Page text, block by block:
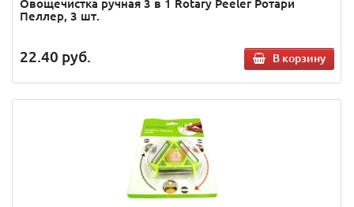
Овощечистка ручная 3 в 1 Rotary Peeler Ротари
Пеллер, 3 шт.
22.40 руб. В корзину